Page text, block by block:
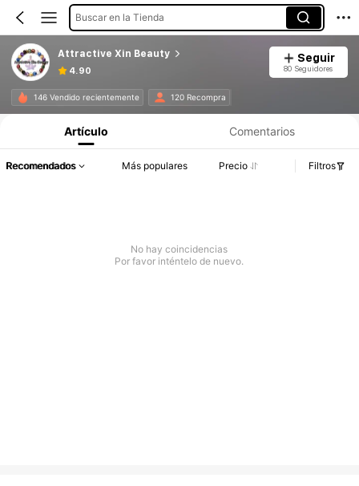
Buscar en la Tienda
Attractive Xin Beauty
4.90
Seguir
80 Seguidores
146 Vendido recientemente 120 Recompra
Artículo Comentarios
Recomendados Más populares Precio Filtros
No hay coincidencias
Por favor inténtelo de nuevo.